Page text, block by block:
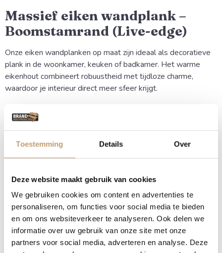
Toestemming Details Over
Deze website maakt gebruik van cookies
We gebruiken cookies om content en advertenties te
personaliseren, om functies voor social media te bieden
en om ons websiteverkeer te analyseren. Ook delen we
informatie over uw gebruik van onze site met onze
partners voor social media, adverteren en analyse. Deze
Massief eiken wandplank –
Boomstamrand (Live-edge)
Onze eiken wandplanken op maat zijn ideaal als decoratieve
plank in de woonkamer, keuken of badkamer. Het warme
eikenhout combineert robuustheid met tijdloze charme,
waardoor je interieur direct meer sfeer krijgt.
Natuurlijke vormen en
Karakter
Omdat we de natuurlijke vorm van de boom volgen (de
huis. De nerven, kleurnuances en de glooiende rand zorgen
ervoor dat de wandplank een ware eyecatcher is aan elke
Voordelen van een eiken
wandplank met boomstamrand